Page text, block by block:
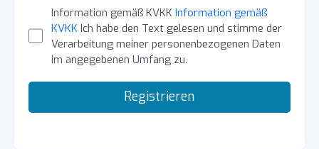
Information gemäß KVKKInformation gemäß
KVKK Ich habe den Text gelesen und stimme der
Verarbeitung meiner personenbezogenen Daten
im angegebenen Umfang zu.
Registrieren